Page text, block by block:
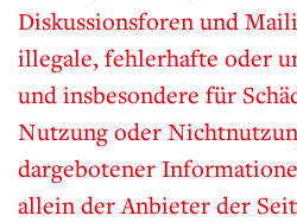
Diskussionsforen und
illegale, fehlerhafte oder
und insbesondere für
Nutzung oder
dargebotener
allein der Anbieter der